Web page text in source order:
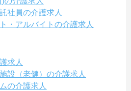
社員の介護求人
・アルバイトの介護求人
求人
設（老健）の介護求人
の介護求人